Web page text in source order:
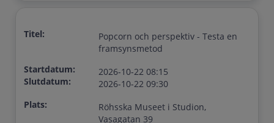
Titel:
Popcorn och perspektiv - Testa en
framsynsmetod
Startdatum:
Slutdatum:
2026-10-22 08:15
2026-10-22 09:30
Plats:
Röhsska Museet i Studion,
Vasagatan 39